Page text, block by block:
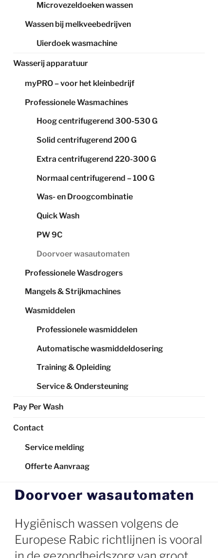
Microvezeldoeken wassen
Wassen bij melkveebedrijven
Uierdoek wasmachine
Wasserij apparatuur
myPRO – voor het kleinbedrijf
Professionele Wasmachines
Hoog centrifugerend 300-530 G
Solid centrifugerend 200 G
Extra centrifugerend 220-300 G
Normaal centrifugerend – 100 G
Was- en Droogcombinatie
Quick Wash
PW 9C
Doorvoer wasautomaten
Professionele Wasdrogers
Mangels & Strijkmachines
Wasmiddelen
Professionele wasmiddelen
Automatische wasmiddeldosering
Training & Opleiding
Service & Ondersteuning
Pay Per Wash
Contact
Service melding
Offerte Aanvraag
Doorvoer wasautomaten
Hygiënisch wassen volgens de
Europese Rabic richtlijnen is vooral